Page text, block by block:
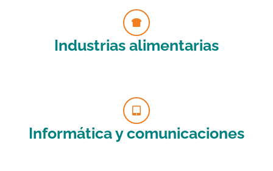
Industrias alimentarias
Informática y comunicaciones